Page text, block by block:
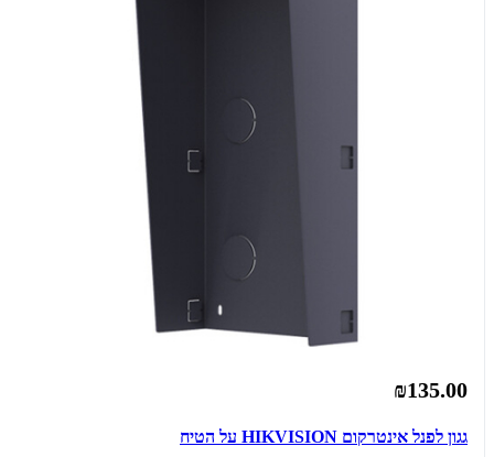
₪135.00
גגון לפנל אינטרקום HIKVISION על הטיח